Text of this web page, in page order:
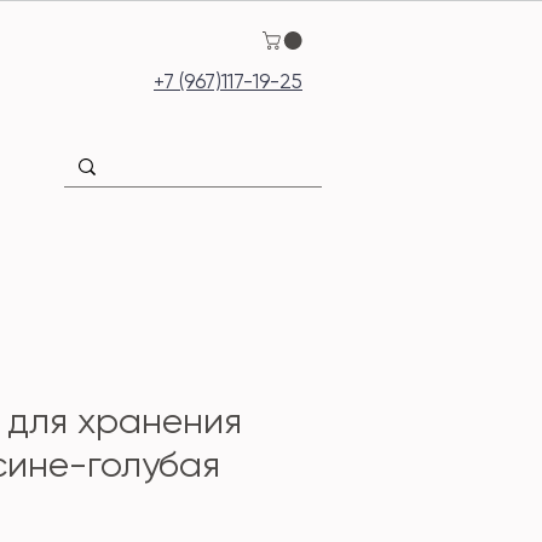
+7 (967)117-19-25
хранения
голубая